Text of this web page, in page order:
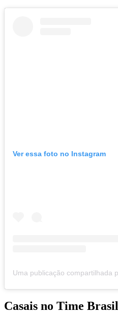
Ver essa foto no Instagram
Casais no Time Brasil